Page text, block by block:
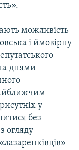
можливість
і ймовірну
днями
у
без
огляду